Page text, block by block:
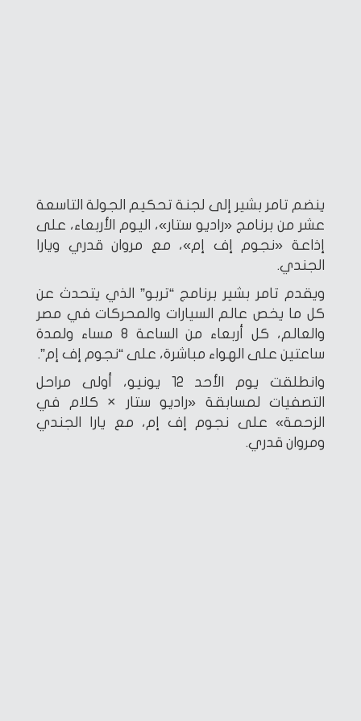
ينضم تامر بشير إلى لجنة تحكيم الجولة التاسعة
عشر من برنامج «راديو ستار»، اليوم الأربعاء، على
إذاعة «نجوم إف إم»، مع مروان قدري ويارا
الجندي.
ويقدم تامر بشير برنامج “تربو” الذي يتحدث عن
كل ما يخص عالم السيارات والمحركات في مصر
والعالم، كل أربعاء من الساعة 8 مساء ولمدة
ساعتين على الهواء مباشرة، على “نجوم إف إم”.
وانطلقت يوم الأحد 12 يونيو، أولى مراحل
التصفيات لمسابقة «راديو ستار × كلام في
الزحمة» على نجوم إف إم، مع يارا الجندي
ومروان قدري.